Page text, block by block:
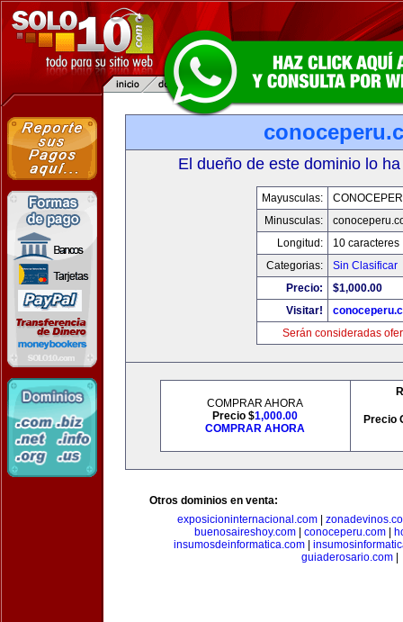
El dueño de este dominio lo
Mayusculas:
Minusculas:
Longitud:
10 caracteres
Categorias:
Sin Clasificar
Precio:
$1,000.00
Visitar!
Serán consideradas
COMPRAR AHORA
Precio $1,000.00
COMPRAR AHORA
Precio
Otros dominios en venta:
exposicioninternacional.com
buenosaireshoy.com| conoceperu.com|
insumosdeinformatica.com|
guiaderosario.com